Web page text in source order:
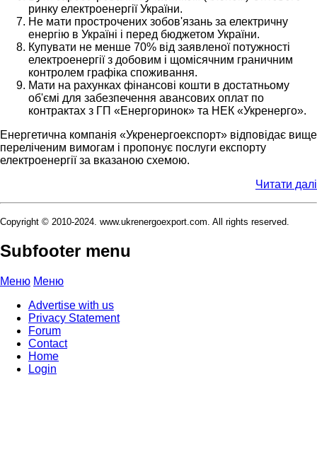
ринку електроенергії України.
Не мати прострочених зобов'язань за електричну
енергію в Україні і перед бюджетом України.
Купувати не менше 70% від заявленої потужності
електроенергії з добовим і щомісячним граничним
контролем графіка споживання.
Мати на рахунках фінансові кошти в достатньому
об'ємі для забезпечення авансових оплат по
контрактах з ГП «Енергоринок» та НЕК «Укренерго».
Енергетична компанія «Укренергоекспорт» відповідає вище
переліченим вимогам і пропонує послуги експорту
електроенергії за вказаною схемою.
Читати далі
Copyright © 2010-2024. www.ukrenergoexport.com. All rights reserved.
Subfooter menu
Меню Меню
Advertise with us
Privacy Statement
Forum
Contact
Home
Login